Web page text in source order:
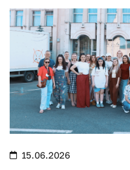
15.06.2026